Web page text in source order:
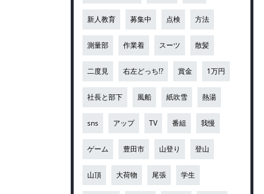
新人教育 募集中 点検 方法
測量部 作業着 スーツ 散髪
二度見 右左どっち!? 賞金 1万円
社長と部下 風船 紙吹雪 熱湯
sns アップ TV 番組 我慢
ゲーム 豊田市 山登り 登山
山頂 大荷物 尾張 学生